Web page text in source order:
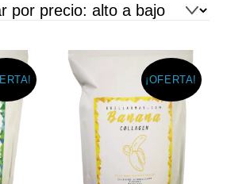
precio:
bajo
¡OFERTA!